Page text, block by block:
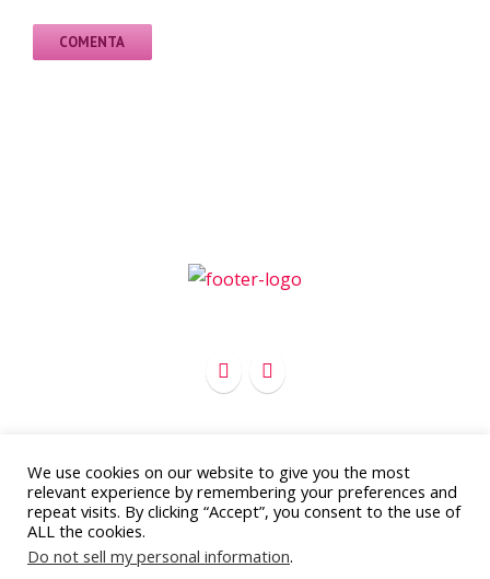
Copyright 2012 - 2016APC Marketing
Todos los derechos reservados
Aviso legal y política de privacidad
We use cookies on our website to give you the most
relevant experience by remembering your preferences and
repeat visits. By clicking “Accept”, you consent to the use of
ALL the cookies.
Do not sell my personal information.